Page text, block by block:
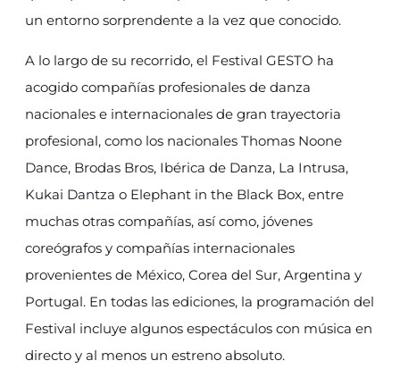
un entorno sorprendente a la vez que conocido.
A lo largo de su recorrido, el Festival GESTO ha
acogido compañías profesionales de danza
nacionales e internacionales de gran trayectoria
profesional, como los nacionales Thomas Noone
Dance, Brodas Bros, Ibérica de Danza, La Intrusa,
Kukai Dantza o Elephant in the Black Box, entre
muchas otras compañías, así como, jóvenes
coreógrafos y compañías internacionales
provenientes de México, Corea del Sur, Argentina y
Portugal. En todas las ediciones, la programación del
Festival incluye algunos espectáculos con música en
directo y al menos un estreno absoluto.